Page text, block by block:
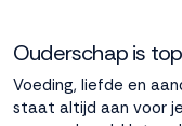
Ouderschap is
Voeding, liefde en
staat altijd aan voor